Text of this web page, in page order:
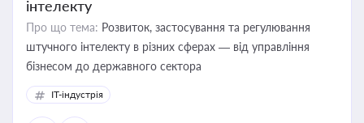
інтелекту
Про що тема: Розвиток, застосування та регулювання
штучного інтелекту в різних сферах — від управління
бізнесом до державного сектора
IT-індустрія